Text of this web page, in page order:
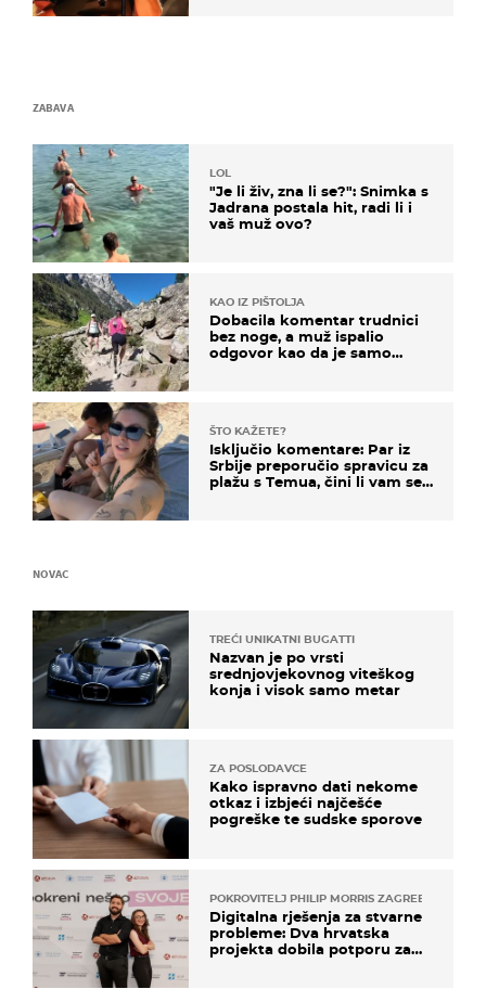
ZABAVA
LOL
"Je li živ, zna li se?": Snimka s
Jadrana postala hit, radi li i
vaš muž ovo?
KAO IZ PIŠTOLJA
Dobacila komentar trudnici
bez noge, a muž ispalio
odgovor kao da je samo
ŠTO KAŽETE?
Isključio komentare: Par iz
Srbije preporučio spravicu za
plažu s Temua, čini li vam se
NOVAC
TREĆI UNIKATNI BUGATTI
Nazvan je po vrsti
srednjovjekovnog viteškog
konja i visok samo metar
ZA POSLODAVCE
Kako ispravno dati nekome
otkaz i izbjeći najčešće
pogreške te sudske sporove
POKROVITELJ PHILIP MORRIS ZAGREB
Digitalna rješenja za stvarne
probleme: Dva hrvatska
projekta dobila potporu za